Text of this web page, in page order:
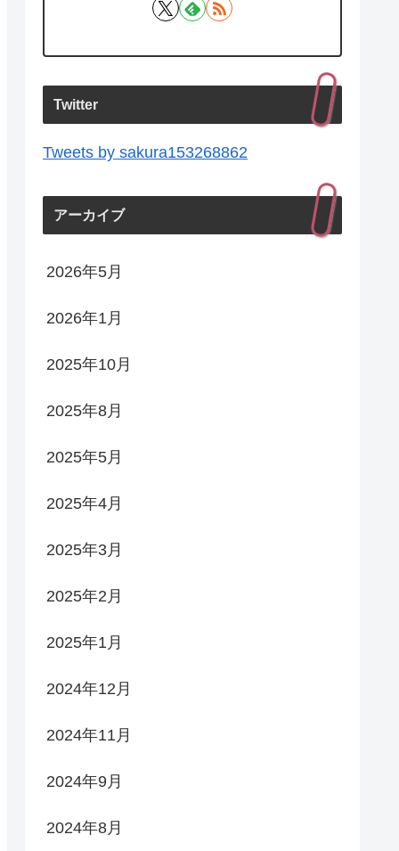
Twitter
Tweets by sakura153268862
アーカイブ
2026年5月
2026年1月
2025年10月
2025年8月
2025年5月
2025年4月
2025年3月
2025年2月
2025年1月
2024年12月
2024年11月
2024年9月
2024年8月